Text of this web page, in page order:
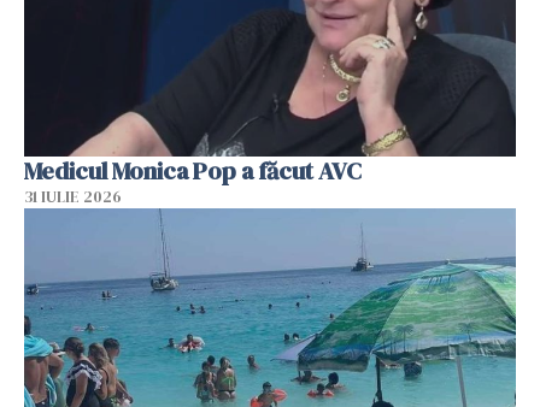
Medicul Monica Pop a făcut AVC
31 IULIE 2026